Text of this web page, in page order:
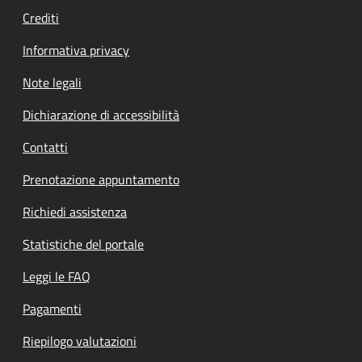
Crediti
Informativa privacy
Note legali
Dichiarazione di accessibilità
Contatti
Prenotazione appuntamento
Richiedi assistenza
Statistiche del portale
Leggi le FAQ
Pagamenti
Riepilogo valutazioni